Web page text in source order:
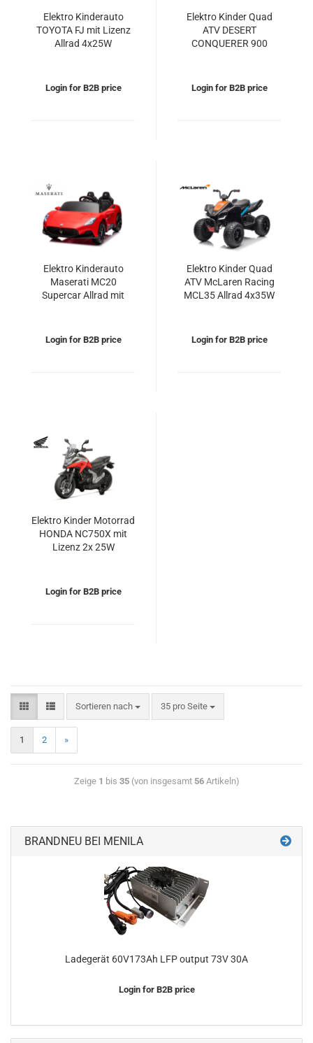
Elektro Kinderauto
TOYOTA FJ mit Lizenz
Allrad 4x25W
Login for B2B price
Elektro Kinder Quad
ATV DESERT
CONQUERER 900
Login for B2B price
Elektro Kinderauto
Maserati MC20
Supercar Allrad mit
Login for B2B price
Elektro Kinder Quad
ATV McLaren Racing
MCL35 Allrad 4x35W
Login for B2B price
Elektro Kinder Motorrad
HONDA NC750X mit
Lizenz 2x 25W
Login for B2B price
Sortieren nach 35 pro Seite
1 2 »
Zeige 1 bis 35(von insgesamt 56Artikeln)
BRANDNEU BEI MENILA
Ladegerät 60V173Ah LFP output 73V 30A
Login for B2B price